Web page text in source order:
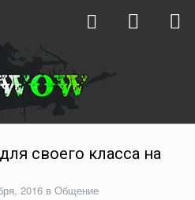
своего класса на
2016 в Общение